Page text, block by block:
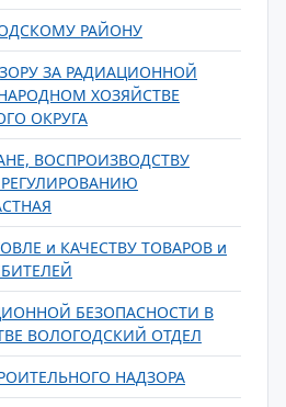
РАЙОНУ
ЗА РАДИАЦИОННОЙ
ХОЗЯЙСТВЕ
ОКРУГА
ВОСПРОИЗВОДСТВУ
и КАЧЕСТВУ ТОВАРОВ и
БЕЗОПАСНОСТИ В
ВОЛОГОДСКИЙ ОТДЕЛ
НАДЗОРА